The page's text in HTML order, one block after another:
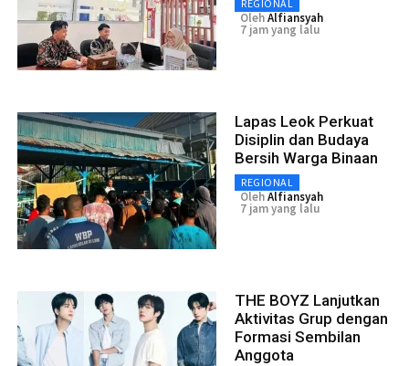
REGIONAL
OlehAlfiansyah
7 jam yang lalu
Lapas Leok Perkuat
Disiplin dan Budaya
Bersih Warga Binaan
REGIONAL
OlehAlfiansyah
7 jam yang lalu
THE BOYZ Lanjutkan
Aktivitas Grup dengan
Formasi Sembilan
Anggota